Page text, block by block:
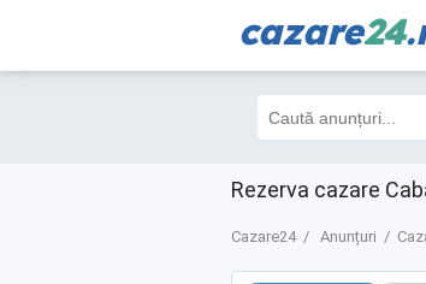
cazare24
Rezerva cazare
Cazare24 Anunțuri
Filtre 4
0